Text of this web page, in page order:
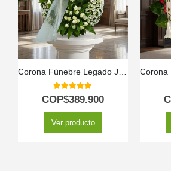
Corona Fúnebre Legado Jacob: Flores para un Último Adiós 🕊️
5.00out of 5
COP$389.900
Ver producto